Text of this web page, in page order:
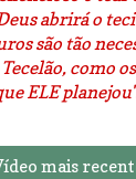
abrirá o
são tão
como
ELE
mais